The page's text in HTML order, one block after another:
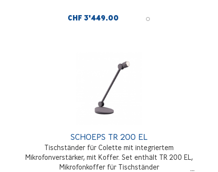
CHF 3'449.00
SCHOEPS TR 200 EL
Tischständer für Colette mit integriertem
Mikrofonverstärker, mit Koffer. Set enthält TR 200 EL,
Mikrofonkoffer für Tischständer